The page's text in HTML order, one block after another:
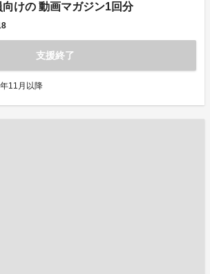
けの 動画マガジン1回分
支援終了
11月以降